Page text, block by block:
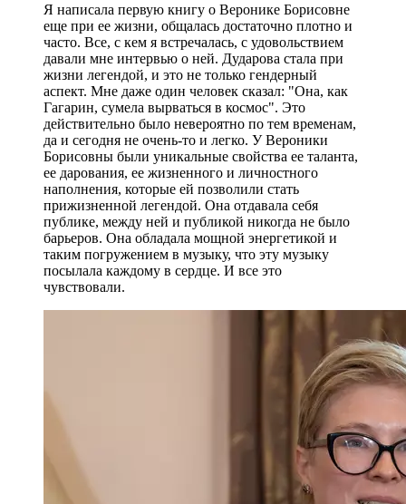
Я написала первую книгу о Веронике Борисовне
еще при ее жизни, общалась достаточно плотно и
часто. Все, с кем я встречалась, с удовольствием
давали мне интервью о ней. Дударова стала при
жизни легендой, и это не только гендерный
аспект. Мне даже один человек сказал: "Она, как
Гагарин, сумела вырваться в космос". Это
действительно было невероятно по тем временам,
да и сегодня не очень-то и легко. У Вероники
Борисовны были уникальные свойства ее таланта,
ее дарования, ее жизненного и личностного
наполнения, которые ей позволили стать
прижизненной легендой. Она отдавала себя
публике, между ней и публикой никогда не было
барьеров. Она обладала мощной энергетикой и
таким погружением в музыку, что эту музыку
посылала каждому в сердце. И все это
чувствовали.